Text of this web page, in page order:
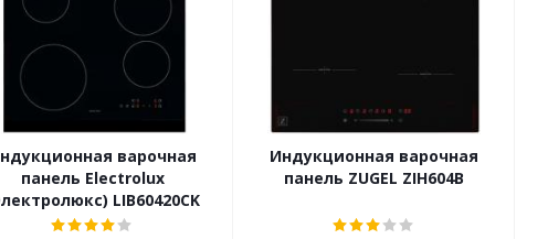
варочная
панель Electrolux
LIB60420CK
Индукционная варочная
панель ZUGEL ZIH604B